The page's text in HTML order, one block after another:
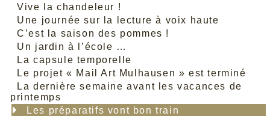
Vive la chandeleur !
Une journée sur la lecture à voix haute
C’est la saison des pommes !
Un jardin à l’école …
La capsule temporelle
Le projet « Mail Art Mulhausen » est terminé
La dernière semaine avant les vacances de
printemps
Les préparatifs vont bon train